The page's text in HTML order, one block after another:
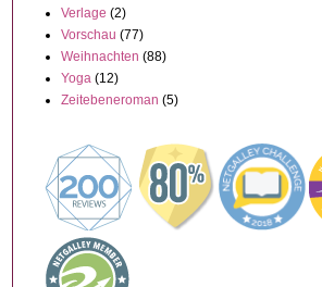
Verlage (2)
Vorschau (77)
Weihnachten (88)
Yoga (12)
Zeitebeneroman (5)